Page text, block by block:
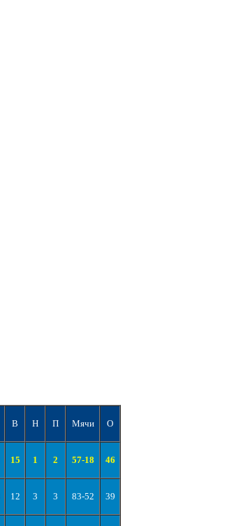
В Н П Мячи О
15 1 2 57-18 46
12 3 3 83-52 39